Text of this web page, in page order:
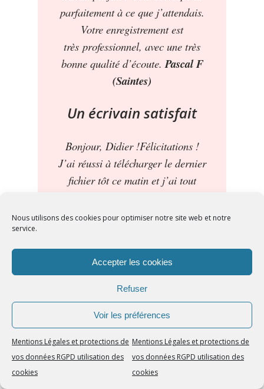
Nous utilisons des cookies pour optimiser notre site web et notre
service.
Accepter les cookies
Refuser
Voir les préférences
Mentions Légales et protections de
vos données RGPD utilisation des
cookies
Mentions Légales et protections de
vos données RGPD utilisation des
cookies
parfaitement à ce que j’attendais.
Votre enregistrement est
très professionnel, avec une très
bonne qualité d’écoute. Pascal F
(Saintes)
Un écrivain satisfait
Bonjour, Didier !Félicitations !
J’ai réussi à télécharger le dernier
fichier tôt ce matin et j’ai tout
bravo et à plus tard.Amitiés,
Ecoute appréciée
audio du cd , je vous en remercie.
je me suis dépêché de l’ écouter ,
et je tient a vous en parler , et
surtout vous en remercier et vous